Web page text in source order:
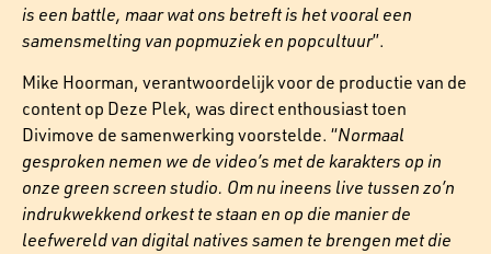
is een battle, maar wat ons betreft is het vooral een
samensmelting van popmuziek en popcultuur”.
Mike Hoorman, verantwoordelijk voor de productie van de
content op Deze Plek, was direct enthousiast toen
Divimove de samenwerking voorstelde. “Normaal
gesproken nemen we de video’s met de karakters op in
onze green screen studio. Om nu ineens live tussen zo’n
indrukwekkend orkest te staan en op die manier de
leefwereld van digital natives samen te brengen met die